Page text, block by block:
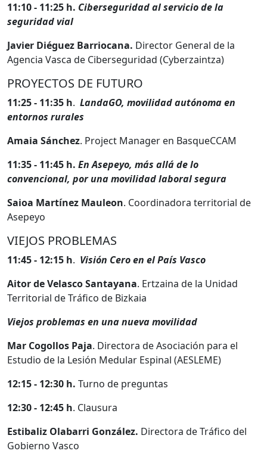
11:10 - 11:25 h. Ciberseguridad al servicio de la
seguridad vial
Javier Diéguez Barriocana. Director General de la
Agencia Vasca de Ciberseguridad (Cyberzaintza)
PROYECTOS DE FUTURO
11:25 - 11:35 h. LandaGO, movilidad autónoma en
entornos rurales
Amaia Sánchez. Project Manager en BasqueCCAM
11:35 - 11:45 h. En Asepeyo, más allá de lo
convencional, por una movilidad laboral segura
Saioa Martínez Mauleon. Coordinadora territorial de
Asepeyo
VIEJOS PROBLEMAS
11:45 - 12:15 h. Visión Cero en el País Vasco
Aitor de Velasco Santayana. Ertzaina de la Unidad
Territorial de Tráfico de Bizkaia
Viejos problemas en una nueva movilidad
Mar Cogollos Paja. Directora de Asociación para el
Estudio de la Lesión Medular Espinal (AESLEME)
12:15 - 12:30 h. Turno de preguntas
12:30 - 12:45 h. Clausura
Estibaliz Olabarri González. Directora de Tráfico del
Gobierno Vasco